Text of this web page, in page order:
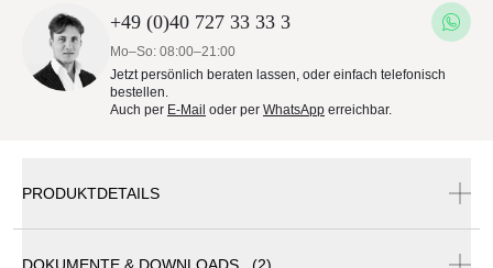
+49 (0)40 727 33 33 3
Mo–So: 08:00–21:00
Jetzt persönlich beraten lassen, oder einfach telefonisch
bestellen.
Auch per E-Mail oder per WhatsApp erreichbar.
PRODUKTDETAILS
DOKUMENTE & DOWNLOADS (2)